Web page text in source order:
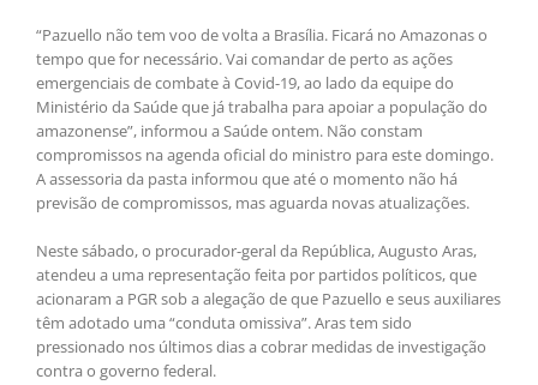
“Pazuello não tem voo de volta a Brasília. Ficará no Amazonas o
tempo que for necessário. Vai comandar de perto as ações
emergenciais de combate à Covid-19, ao lado da equipe do
Ministério da Saúde que já trabalha para apoiar a população do
amazonense”, informou a Saúde ontem. Não constam
compromissos na agenda oficial do ministro para este domingo.
A assessoria da pasta informou que até o momento não há
previsão de compromissos, mas aguarda novas atualizações.
Neste sábado, o procurador-geral da República, Augusto Aras,
atendeu a uma representação feita por partidos políticos, que
acionaram a PGR sob a alegação de que Pazuello e seus auxiliares
têm adotado uma “conduta omissiva”. Aras tem sido
pressionado nos últimos dias a cobrar medidas de investigação
contra o governo federal.